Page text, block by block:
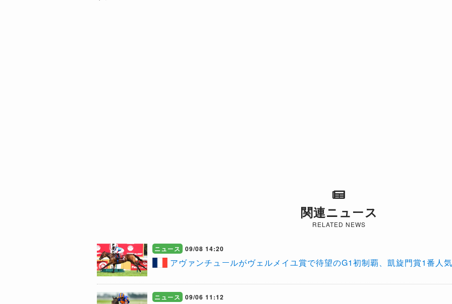
関連ニュース
RELATED NEWS
ニュース 09/08 14:20
アヴァンチュールがヴェルメイユ賞で待望のG1初制覇、凱旋門賞1番人
ニュース 09/06 11:12